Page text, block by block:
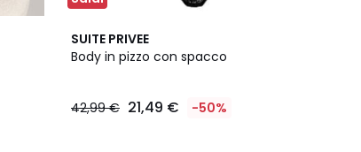
SUITE PRIVEE
Body in pizzo con spacco
42,99 € 21,49 € -50%
4,6
/ 5